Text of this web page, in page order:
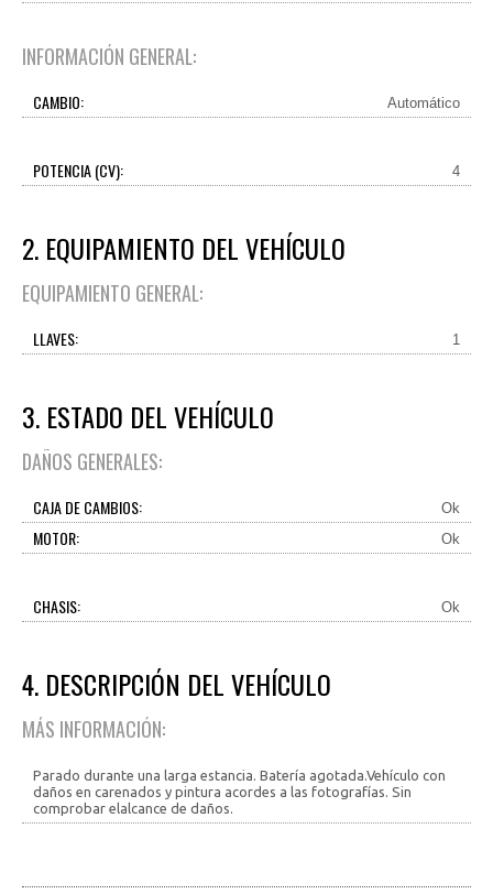
INFORMACIÓN GENERAL:
CAMBIO: Automático
POTENCIA (CV): 4
2. EQUIPAMIENTO DEL VEHÍCULO
EQUIPAMIENTO GENERAL:
LLAVES: 1
3. ESTADO DEL VEHÍCULO
DAÑOS GENERALES:
CAJA DE CAMBIOS: Ok
MOTOR: Ok
CHASIS: Ok
4. DESCRIPCIÓN DEL VEHÍCULO
MÁS INFORMACIÓN:
Parado durante una larga estancia. Batería agotada.Vehículo con
daños en carenados y pintura acordes a las fotografías. Sin
comprobar elalcance de daños.